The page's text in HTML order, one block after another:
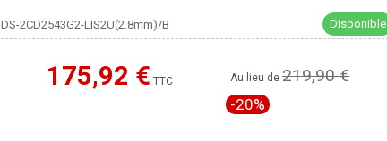
DS-2CD2543G2-LIS2U(2.8mm)/B Disponible
175,92 € TTC
Moins cher ailleurs ? Au lieu de219,90 €
-20%